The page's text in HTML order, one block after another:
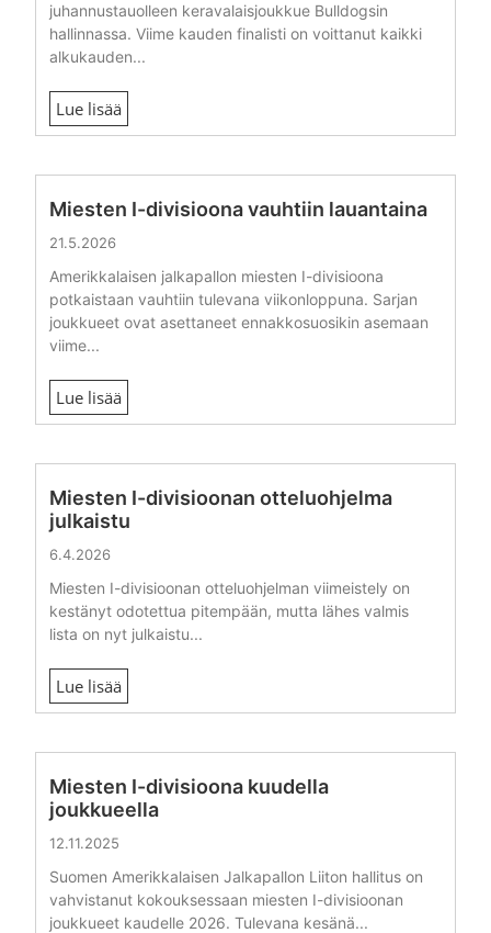
juhannustauolleen keravalaisjoukkue Bulldogsin
hallinnassa. Viime kauden finalisti on voittanut kaikki
alkukauden...
Lue lisää
Miesten I-divisioona vauhtiin lauantaina
21.5.2026
Amerikkalaisen jalkapallon miesten I-divisioona
potkaistaan vauhtiin tulevana viikonloppuna. Sarjan
joukkueet ovat asettaneet ennakkosuosikin asemaan
viime...
Lue lisää
Miesten I-divisioonan otteluohjelma
julkaistu
6.4.2026
Miesten I-divisioonan otteluohjelman viimeistely on
kestänyt odotettua pitempään, mutta lähes valmis
lista on nyt julkaistu...
Lue lisää
Miesten I-divisioona kuudella
joukkueella
12.11.2025
Suomen Amerikkalaisen Jalkapallon Liiton hallitus on
vahvistanut kokouksessaan miesten I-divisioonan
joukkueet kaudelle 2026. Tulevana kesänä...